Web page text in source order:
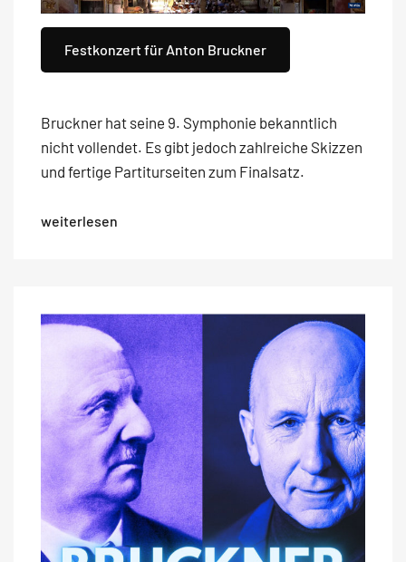
Festkonzert für Anton Bruckner
Bruckner hat seine 9. Symphonie bekanntlich
nicht vollendet. Es gibt jedoch zahlreiche Skizzen
und fertige Partiturseiten zum Finalsatz.
weiterlesen